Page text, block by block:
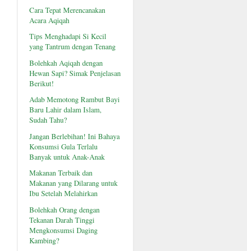
Cara Tepat Merencanakan
Acara Aqiqah
Tips Menghadapi Si Kecil
yang Tantrum dengan Tenang
Bolehkah Aqiqah dengan
Hewan Sapi? Simak Penjelasan
Berikut!
Adab Memotong Rambut Bayi
Baru Lahir dalam Islam,
Sudah Tahu?
Jangan Berlebihan! Ini Bahaya
Konsumsi Gula Terlalu
Banyak untuk Anak-Anak
Makanan Terbaik dan
Makanan yang Dilarang untuk
Ibu Setelah Melahirkan
Bolehkah Orang dengan
Tekanan Darah Tinggi
Mengkonsumsi Daging
Kambing?